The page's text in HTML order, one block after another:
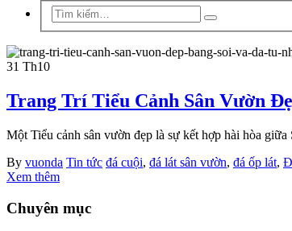
31 Th10
Trang Trí Tiểu Cảnh Sân Vườn
Một Tiểu cảnh sân vườn đẹp là sự kết hợp hài hòa
By vuonda Tin tức đá cuội, đá lát sân vườn, đá ốp lát,
Xem thêm
Chuyên mục